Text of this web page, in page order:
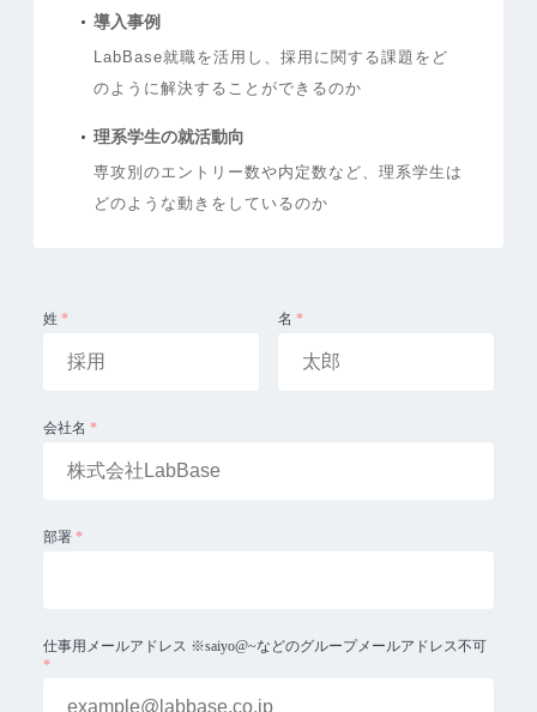
導入事例
LabBase就職を活用し、採用に関する課題をど
のように解決することができるのか
理系学生の就活動向
専攻別のエントリー数や内定数など、理系学生は
どのような動きをしているのか